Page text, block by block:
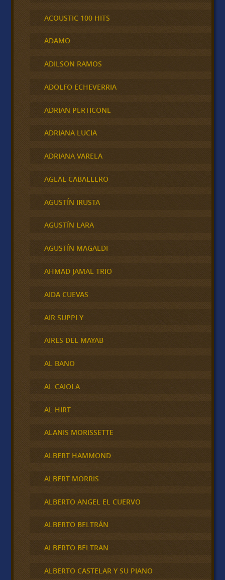
ACOUSTIC 100 HITS
ADAMO
ADILSON RAMOS
ADOLFO ECHEVERRIA
ADRIAN PERTICONE
ADRIANA LUCIA
ADRIANA VARELA
AGLAE CABALLERO
AGUSTÍN IRUSTA
AGUSTÍN LARA
AGUSTÍN MAGALDI
AHMAD JAMAL TRIO
AIDA CUEVAS
AIR SUPPLY
AIRES DEL MAYAB
AL BANO
AL CAIOLA
AL HIRT
ALANIS MORISSETTE
ALBERT HAMMOND
ALBERT MORRIS
ALBERTO ANGEL EL CUERVO
ALBERTO BELTRÁN
ALBERTO BELTRAN
ALBERTO CASTELAR Y SU PIANO